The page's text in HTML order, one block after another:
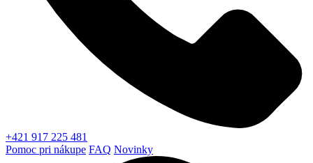
+421 917 225 481
Pomoc pri nákupe FAQ Novinky